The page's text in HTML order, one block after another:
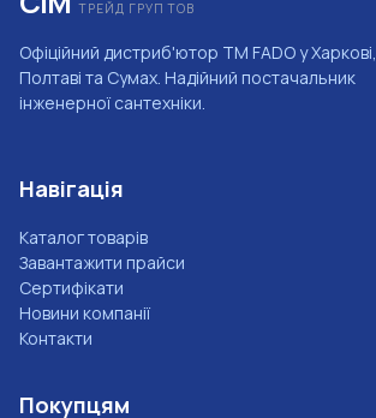
ТРЕЙД ГРУП ТОВ
Офіційний дистриб'ютор ТМ FADO у Харкові,
Полтаві та Сумах. Надійний постачальник
інженерної сантехніки.
Навігація
Каталог товарів
Завантажити прайси
Сертифікати
Новини компанії
Контакти
Покупцям